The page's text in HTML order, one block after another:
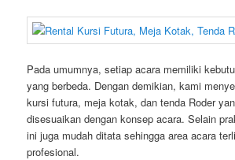
Pada umumnya, setiap acara memiliki
yang berbeda. Dengan demikian, kami
kursi futura, meja kotak, dan tenda Roder
disesuaikan dengan konsep acara. Selain
ini juga mudah ditata sehingga area acara
profesional.